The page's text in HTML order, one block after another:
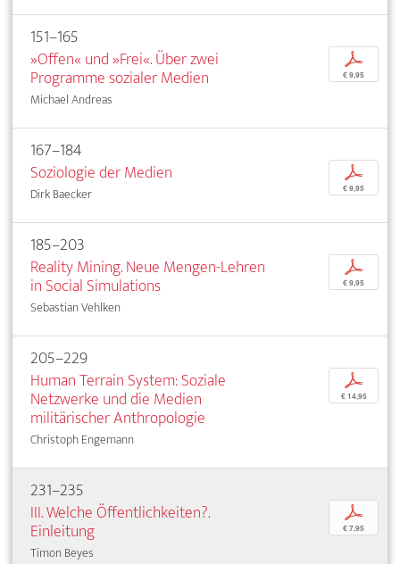
151–165
»Offen« und »Frei«. Über zwei
Programme sozialer Medien
Michael Andreas
p
€ 9,95
167–184
Soziologie der Medien
Dirk Baecker
p
€ 9,95
185–203
Reality Mining. Neue Mengen-Lehren
in Social Simulations
Sebastian Vehlken
p
€ 9,95
205–229
Human Terrain System: Soziale
Netzwerke und die Medien
militärischer Anthropologie
Christoph Engemann
p
€ 14,95
231–235
III. Welche Öffentlichkeiten?.
Einleitung
Timon Beyes
p
€ 7,95